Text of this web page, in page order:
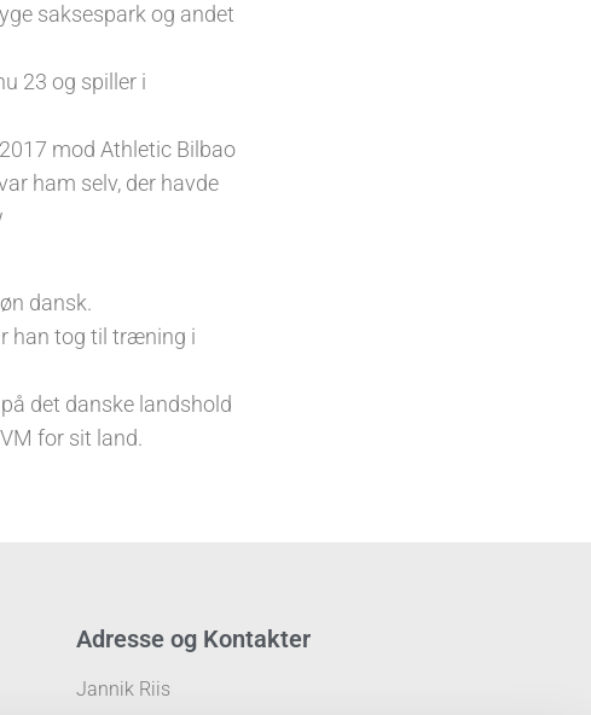
saksespark og andet
23 og spiller i
mod Athletic Bilbao
ham selv, der havde
dansk.
han tog til træning i
det danske landshold
for sit land.
Adresse og Kontakter
Jannik Riis